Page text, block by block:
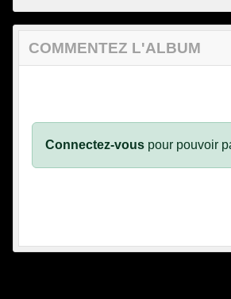
COMMENTEZ L'ALBUM
Connectez-vous pour pouvoir